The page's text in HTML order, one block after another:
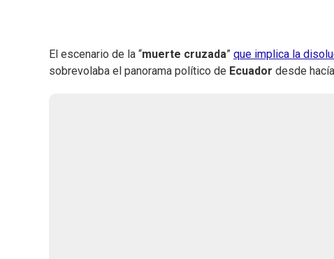
El escenario de la “muerte cruzada” que implica la
sobrevolaba el panorama político de Ecuador desde